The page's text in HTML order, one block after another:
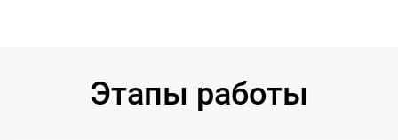
Этапы работы